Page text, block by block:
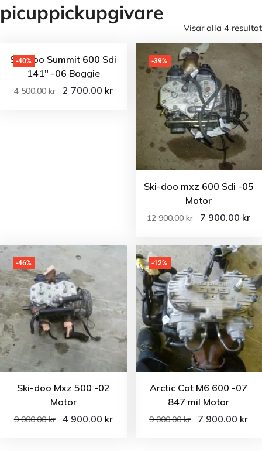
picuppickupgivare
Visar alla 4 resultat
-40%
Ski-doo Summit 600 Sdi
141″ -06 Boggie
4 500.00kr 2 700.00 kr
-39%
Ski-doo mxz 600 Sdi -05
Motor
12 900.00kr 7 900.00 kr
-46%
Ski-doo Mxz 500 -02
Motor
9 000.00kr 4 900.00 kr
-12%
Arctic Cat M6 600 -07
847 mil Motor
9 000.00kr 7 900.00 kr